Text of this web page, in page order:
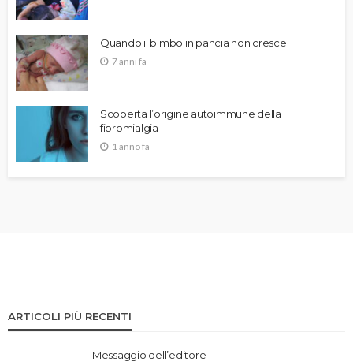
Quando il bimbo in pancia non cresce
7 anni fa
Scoperta l’origine autoimmune della
fibromialgia
1 anno fa
ARTICOLI PIÙ RECENTI
Messaggio dell’editore